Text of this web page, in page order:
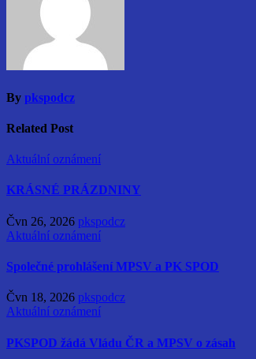
By pkspodcz
Related Post
Aktuální oznámení
KRÁSNÉ PRÁZDNINY
Čvn 26, 2026 pkspodcz
Aktuální oznámení
Společné prohlášení MPSV a PK SPOD
Čvn 18, 2026 pkspodcz
Aktuální oznámení
PKSPOD žádá Vládu ČR a MPSV o zásah